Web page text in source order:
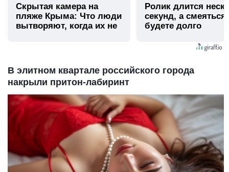
Скрытая камера на
пляже Крыма: Что люди
вытворяют, когда их не
Ролик длится
секунд, а
будете долго
В элитном квартале российского города
накрыли притон-лабиринт